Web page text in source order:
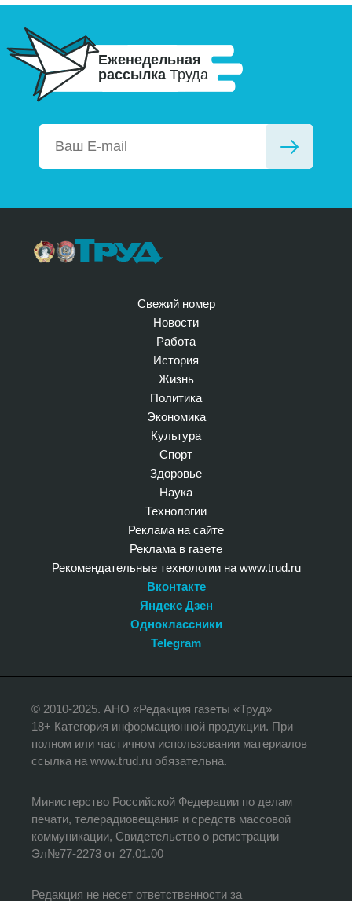
Еженедельная
рассылка Труда
Свежий номер
Новости
Работа
История
Жизнь
Политика
Экономика
Культура
Спорт
Здоровье
Наука
Технологии
Реклама на сайте
Реклама в газете
Рекомендательные технологии на www.trud.ru
Вконтакте
Яндекс Дзен
Одноклассники
Telegram
© 2010-2025. АНО «Редакция газеты «Труд»
18+ Категория информационной продукции. При
полном или частичном использовании материалов
ссылка на www.trud.ru обязательна.
Министерство Российской Федерации по делам
печати, телерадиовещания и средств массовой
коммуникации, Свидетельство о регистрации
Эл№77-2273 от 27.01.00
Редакция не несет ответственности за